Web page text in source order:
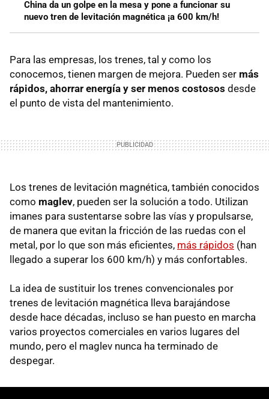
China da un golpe en la mesa y pone a funcionar su
nuevo tren de levitación magnética ¡a 600 km/h!
Para las empresas, los trenes, tal y como los
conocemos, tienen margen de mejora. Pueden ser más
rápidos, ahorrar energía y ser menos costosos desde
el punto de vista del mantenimiento.
Los trenes de levitación magnética, también conocidos
como maglev, pueden ser la solución a todo. Utilizan
imanes para sustentarse sobre las vías y propulsarse,
de manera que evitan la fricción de las ruedas con el
metal, por lo que son más eficientes, más rápidos (han
llegado a superar los 600 km/h) y más confortables.
La idea de sustituir los trenes convencionales por
trenes de levitación magnética lleva barajándose
desde hace décadas, incluso se han puesto en marcha
varios proyectos comerciales en varios lugares del
mundo, pero el maglev nunca ha terminado de
despegar.